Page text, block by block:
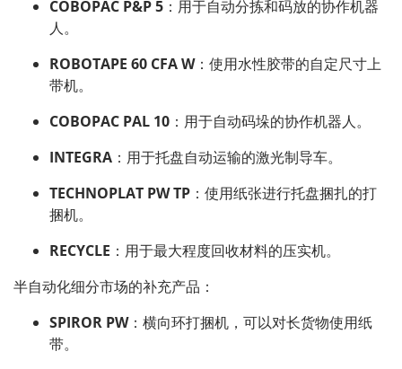
COBOPAC P&P 5 ：用于自动分拣和码放的协作机器
人。
ROBOTAPE 60 CFA W：使用水性胶带的自定尺寸上
带机。
COBOPAC PAL 10 ：用于自动码垛的协作机器人。
INTEGRA ：用于托盘自动运输的激光制导车。
TECHNOPLAT PW TP ：使用纸张进行托盘捆扎的打
捆机。
RECYCLE ：用于最大程度回收材料的压实机。
半自动化细分市场的补充产品：
SPIROR PW：横向环打捆机，可以对长货物使用纸
带。